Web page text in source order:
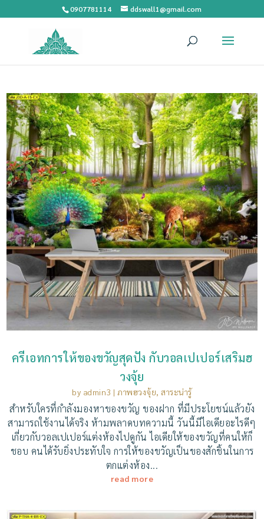
0907781114 ddswall1@gmail.com
ครีเอทการให้ของขวัญสุดปัง กับวอลเปเปอร์เสริมฮ
วงจุ้ย
by admin3 |ภาพฮวงจุ้ย,สาระน่ารู้
สำหรับใครที่กำลังมองหาของขวัญ ของฝาก ที่มีประโยชน์แล้วยัง
สามารถใช้งานได้จริง ห้ามพลาดบทความนี้ วันนี้มีไอเดียอะไรดีๆ
เกี่ยวกับวอลเปเปอร์แต่งห้องไปดูกัน ไอเดียให้ของขวัญที่คนให้ก็
ชอบ คนได้รับยิ่งประทับใจ การให้ของขวัญเป็นของสักชิ้นในการ
ตกแต่งห้อง...
read more